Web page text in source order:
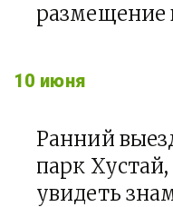
размещение
10 июня
Ранний
парк
увидеть